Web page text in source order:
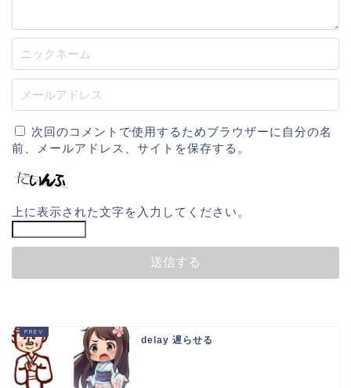
次回のコメントで使用するためブラウザーに自分の名
前、メールアドレス、サイトを保存する。
上に表示された文字を入力してください。
delay 遅らせる